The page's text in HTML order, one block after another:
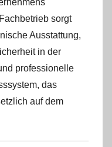
sorgt
Ausstattung,
in der
professionelle
das
auf dem